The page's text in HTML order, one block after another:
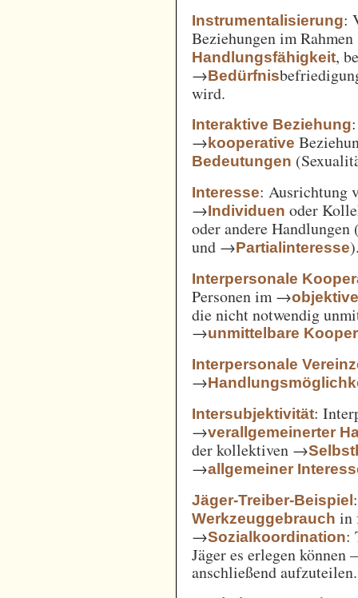
Instrumentalisierung:
Beziehungen im
Handlungsfähigkeit,
→Bedürfnis
wird.
Interaktive Beziehung
→kooperative
Bedeutungen
Interesse: Ausrichtung
→Individuen oder
oder andere
und →Partialinteresse
Interpersonale
Personen im →
die nicht notwendig
→unmittelbare
Interpersonale
→
Intersubjektivität:
→verallgemeinerter
der kollektiven →
→allgemeiner
Jäger-Treiber-Beispiel
Werkzeuggebrauch in
→Sozialkoordination:
Jäger es erlegen
anschließend aufzuteilen.